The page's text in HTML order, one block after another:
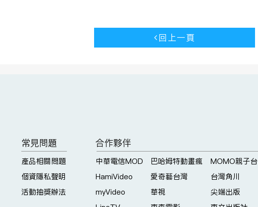
回上一頁
常見問題
產品相關問題
個資隱私聲明
活動抽獎辦法
合作夥伴
中華電信MOD
HamiVideo
myVideo
巴哈姆特動畫瘋
愛奇藝台灣
華視
MOMO親子台
台灣角川
尖端出版